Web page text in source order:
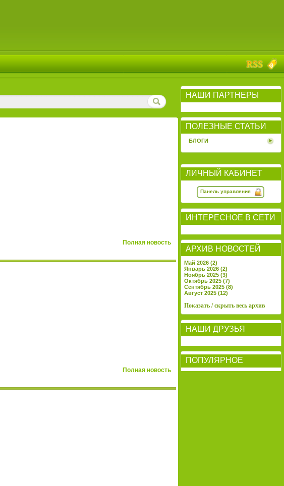
Полная новость
Полная новость
НАШИ ПАРТНЕРЫ
ПОЛЕЗНЫЕ СТАТЬИ
БЛОГИ
ЛИЧНЫЙ КАБИНЕТ
Панель управления
ИНТЕРЕСНОЕ В СЕТИ
АРХИВ НОВОСТЕЙ
Май 2026 (2)
Январь 2026 (2)
Ноябрь 2025 (3)
Октябрь 2025 (7)
Сентябрь 2025 (8)
Август 2025 (12)
Показать / скрыть весь архив
НАШИ ДРУЗЬЯ
ПОПУЛЯРНОЕ